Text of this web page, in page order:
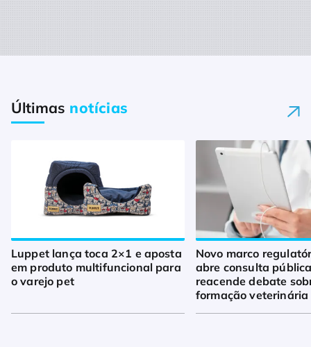
Últimas notícias
Luppet lança toca 2×1 e aposta
em produto multifuncional para
o varejo pet
Novo marco
abre consulta
reacende debate
formação veterinária